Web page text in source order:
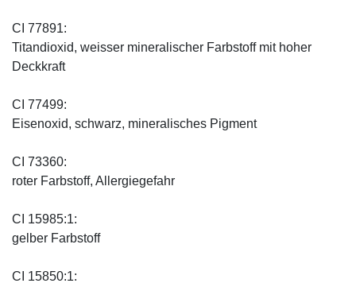
CI 77891:
Titandioxid, weisser mineralischer Farbstoff mit hoher
Deckkraft
CI 77499:
Eisenoxid, schwarz, mineralisches Pigment
CI 73360:
roter Farbstoff, Allergiegefahr
CI 15985:1:
gelber Farbstoff
CI 15850:1: